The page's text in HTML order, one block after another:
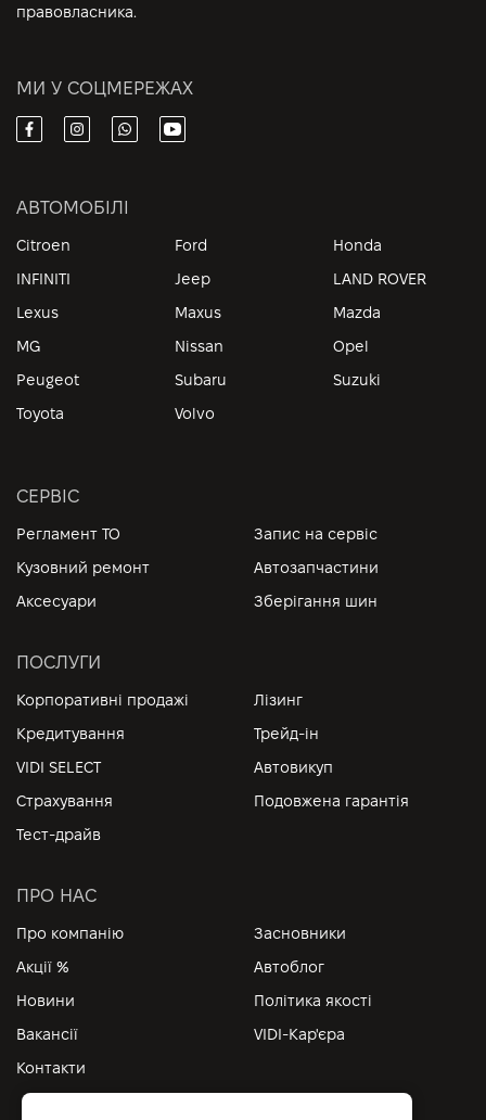
правовласника.
МИ У СОЦМЕРЕЖАХ
АВТОМОБІЛІ
Citroen Ford
Honda
INFINITI
Jeep
LAND ROVER
Lexus
Maxus
Mazda
MG
Nissan
Opel
Peugeot
Subaru
Suzuki
Toyota
Volvo
СЕРВІС
Регламент ТО
Запис на сервіс
Кузовний ремонт
Автозапчастини
Аксесуари
Зберігання шин
ПОСЛУГИ
Корпоративні продажі
Лізинг
Кредитування
Трейд-ін
VIDI SELECT
Автовикуп
Страхування
Подовжена гарантія
Тест-драйв
ПРО НАС
Про компанію
Засновники
Акції %
Автоблог
Новини
Політика якості
Вакансії
VIDI-Кар'єра
Контакти